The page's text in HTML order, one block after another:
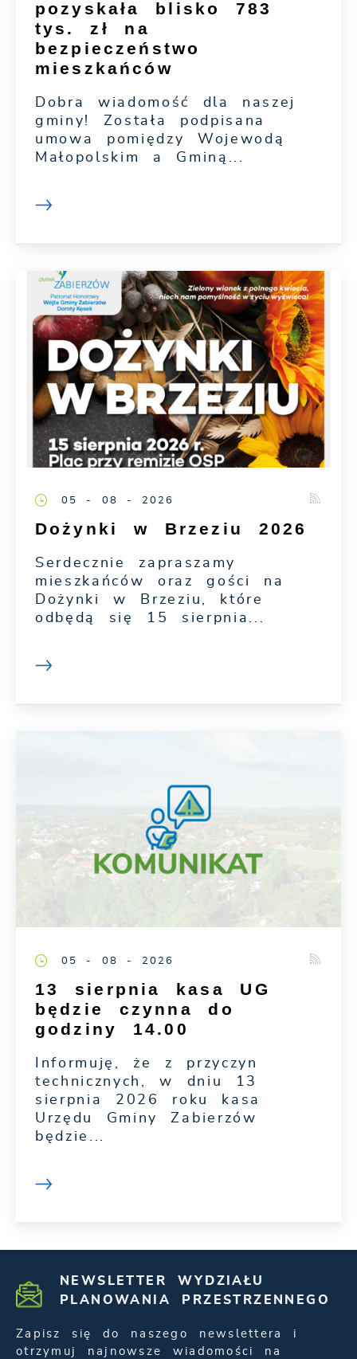
pozyskała blisko 783
tys. zł na
bezpieczeństwo
mieszkańców
Dobra wiadomość dla naszej
gminy! Została podpisana
umowa pomiędzy Wojewodą
Małopolskim a Gminą...
05 - 08 - 2026
Dożynki w Brzeziu 2026
Serdecznie zapraszamy
mieszkańców oraz gości na
Dożynki w Brzeziu, które
odbędą się 15 sierpnia...
05 - 08 - 2026
13 sierpnia kasa UG
będzie czynna do
godziny 14.00
Informuję, że z przyczyn
technicznych, w dniu 13
sierpnia 2026 roku kasa
Urzędu Gminy Zabierzów
będzie...
NEWSLETTER WYDZIAŁU
PLANOWANIA PRZESTRZENNEGO
Zapisz się do naszego newslettera i
otrzymuj najnowsze wiadomości na